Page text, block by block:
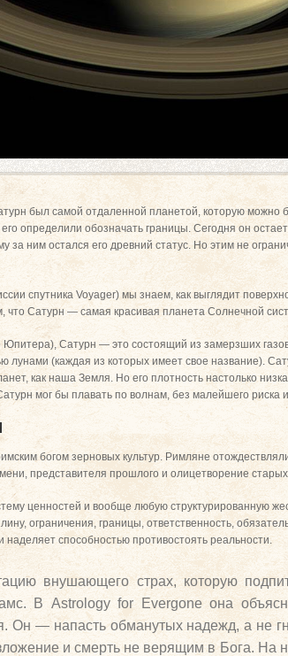
был самой отдаленной планетой, которую
определили обозначать границы. Сегодня он
за ним остался его древний статус. Но этим не
спутника Voyager) мы знаем, как выглядит
что Сатурн — самая красивая планета Солнечной
Сатурн — это состоящий из замерзших
лунами (каждая из которых имеет свое название).
как наша Земля. Но его плотность настолько
мог бы плавать по волнам, без малейшего риска
богом зерновых культур. Римляне
представителя прошлого и олицетворение старых
ценностей и вообще любую структурированную
ограничения, границы, ответственность,
способностью противостоять реальности.
внушающего страх, которую
В Astrology for Evergone она
Он — напасть обманутых надежд, а не
и смерть не верящим в Бога. На